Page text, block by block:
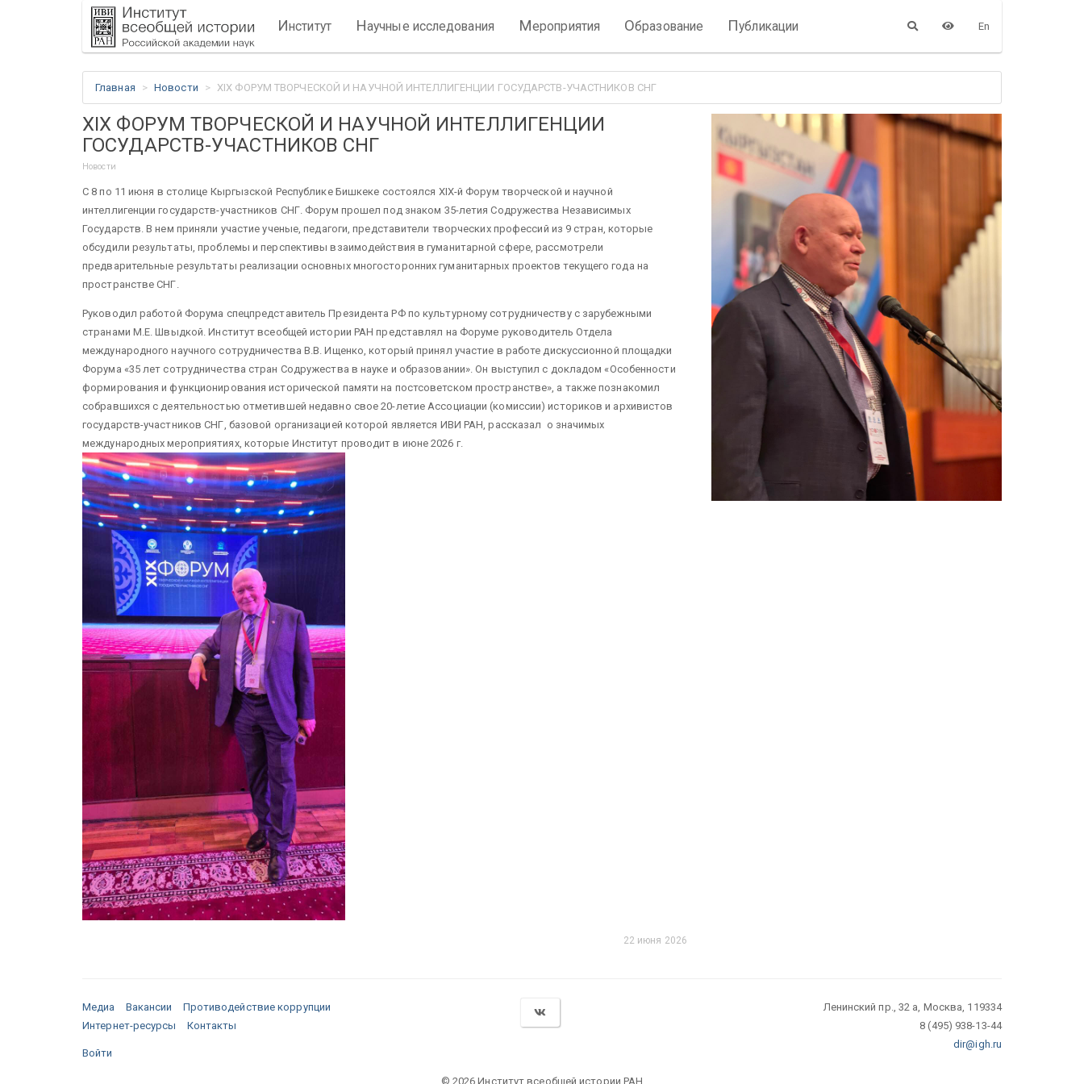
Институт Научные исследования Мероприятия Образование Публикации En
Главная Новости XIX ФОРУМ ТВОРЧЕСКОЙ И НАУЧНОЙ ИНТЕЛЛИГЕНЦИИ ГОСУДАРСТВ-УЧАСТНИКОВ СНГ
XIX ФОРУМ ТВОРЧЕСКОЙ И НАУЧНОЙ ИНТЕЛЛИГЕНЦИИ
ГОСУДАРСТВ-УЧАСТНИКОВ СНГ
Новости
С 8 по 11 июня в столице Кыргызской Республике Бишкеке состоялся XIX-й Форум творческой и научной
интеллигенции государств-участников СНГ. Форум прошел под знаком 35-летия Содружества Независимых
Государств. В нем приняли участие ученые, педагоги, представители творческих профессий из 9 стран, которые
обсудили результаты, проблемы и перспективы взаимодействия в гуманитарной сфере, рассмотрели
предварительные результаты реализации основных многосторонних гуманитарных проектов текущего года на
пространстве СНГ.
Руководил работой Форума спецпредставитель Президента РФ по культурному сотрудничеству с зарубежными
странами М.Е. Швыдкой. Институт всеобщей истории РАН представлял на Форуме руководитель Отдела
международного научного сотрудничества В.В. Ищенко, который принял участие в работе дискуссионной площадки
Форума «35 лет сотрудничества стран Содружества в науке и образовании». Он выступил с докладом «Особенности
формирования и функционирования исторической памяти на постсоветском пространстве», а также познакомил
собравшихся с деятельностью отметившей недавно свое 20-летие Ассоциации (комиссии) историков и архивистов
государств-участников СНГ, базовой организацией которой является ИВИ РАН, рассказал о значимых
международных мероприятиях, которые Институт проводит в июне 2026 г.
22 июня 2026
Медиа Вакансии
Противодействие коррупции
Интернет-ресурсы
Контакты
Войти
Ленинский пр., 32 а, Москва, 119334
8 (495) 938-13-44
dir@igh.ru
© 2026 Институт всеобщей истории РАН